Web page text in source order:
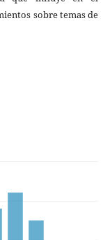
sobre temas de